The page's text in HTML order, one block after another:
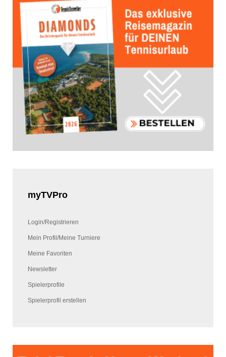
myTVPro
Login/Registrieren
Mein Profil/Meine Turniere
Meine Favoriten
Newsletter
Spielerprofile
Spielerprofil erstellen